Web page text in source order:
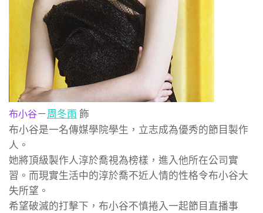
布小谷－周冬雨 飾
布小谷是一名傳媒學院學生，立志成為優秀的節目製作
人。
她將頂級製作人淳於喬視為榜樣，進入他所在公司實
習。而現實生活中的淳於喬不近人情的性格令布小谷大
失所望。
希望破滅的打擊下，布小谷不慎捲入一起節目直播事